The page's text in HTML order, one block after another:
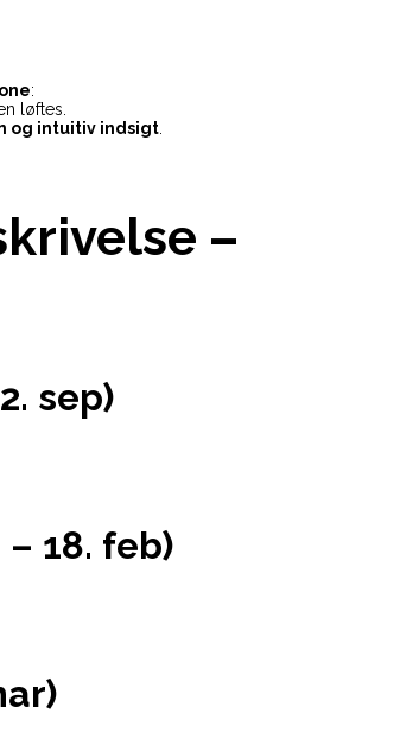
:
løftes.
og intuitiv indsigt
–
sep)
18. feb)